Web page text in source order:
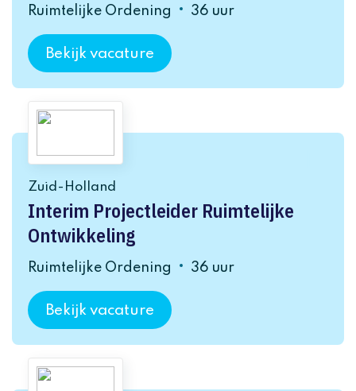
Ruimtelijke Ordening 36 uur
Bekijk vacature
Zuid-Holland
Interim Projectleider Ruimtelijke
Ontwikkeling
Ruimtelijke Ordening 36 uur
Bekijk vacature